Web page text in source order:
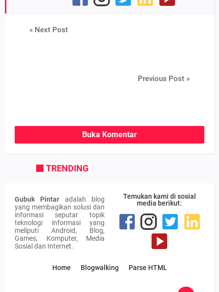
« Next Post
Previous Post »
Buka Komentar
TRENDING
Gubuk Pintar adalah blog
yang membagikan solusi dan
informasi seputar topik
teknologi informasi yang
meliputi Android, Blog,
Games, Komputer, Media
Sosial dan Internet.
Temukan kami di sosial
media berikut:
Home Blogwalking Parse HTML